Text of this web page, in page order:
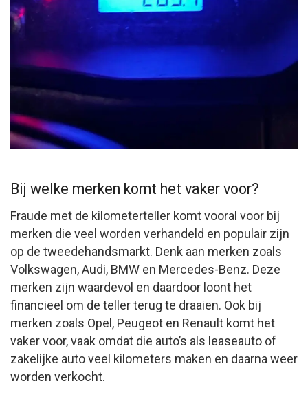
Bij welke merken komt het vaker voor?
Fraude met de kilometerteller komt vooral voor bij
merken die veel worden verhandeld en populair zijn
op de tweedehandsmarkt. Denk aan merken zoals
Volkswagen, Audi, BMW en Mercedes-Benz. Deze
merken zijn waardevol en daardoor loont het
financieel om de teller terug te draaien. Ook bij
merken zoals Opel, Peugeot en Renault komt het
vaker voor, vaak omdat die auto’s als leaseauto of
zakelijke auto veel kilometers maken en daarna weer
worden verkocht.